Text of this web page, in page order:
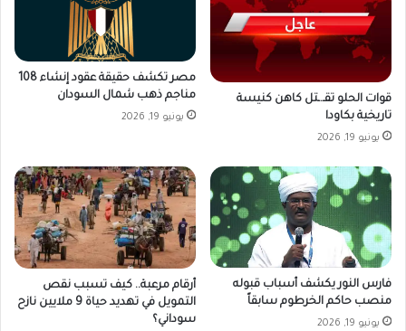
قوات الحلو تقـ.ـتل كاهن كنيسة
تاريخية بكاودا
يونيو 19, 2026
مصر تكشف حقيقة عقود إنشاء 108
مناجم ذهب شمال السودان
يونيو 19, 2026
فارس النور يكشف أسباب قبوله
منصب حاكم الخرطوم سابقاً
يونيو 19, 2026
أرقام مرعبة.. كيف تسبب نقص
التمويل في تهديد حياة 9 ملايين نازح
سوداني؟